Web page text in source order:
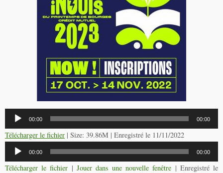
Lecteur
audio
00:00 00:00
Télécharger le fichier | Size: 39.86M | Enregistré le 11/11/2022
Lecteur
audio
00:00 00:00
Télécharger le fichier | Jouer dans une nouvelle fenêtre | Enregistré le